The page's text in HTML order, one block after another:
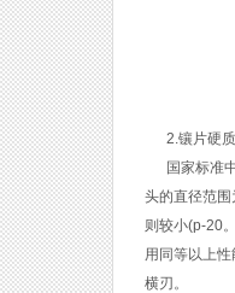
2.镶片硬质
国家标准中
头的直径范
则较小(p-20
用同等以上
横刃。